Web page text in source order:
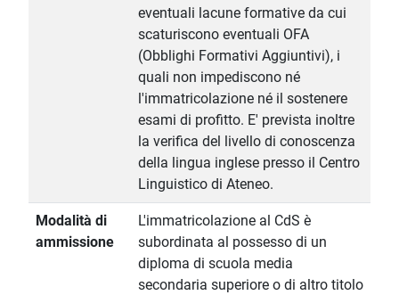
eventuali lacune formative da cui
scaturiscono eventuali OFA
(Obblighi Formativi Aggiuntivi), i
quali non impediscono né
l'immatricolazione né il sostenere
esami di profitto. E' prevista inoltre
la verifica del livello di conoscenza
della lingua inglese presso il Centro
Linguistico di Ateneo.
Modalità di
ammissione
L'immatricolazione al CdS è
subordinata al possesso di un
diploma di scuola media
secondaria superiore o di altro titolo